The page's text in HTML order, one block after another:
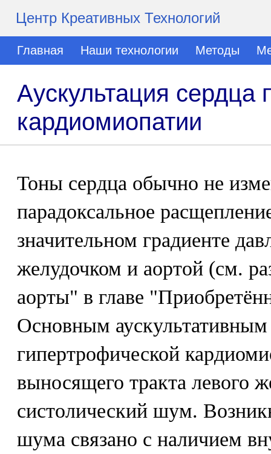
Центр Креативных Технологий
Главная Наши технологии Методы
Аускультация сердца
кардиомиопатии
Тоны сердца обычно не
парадоксальное
значительном градиенте
желудочком и аортой (см.
аорты" в главе
Основным
гипертрофической
выносящего тракта левого
систолический шум.
шума связано с наличием